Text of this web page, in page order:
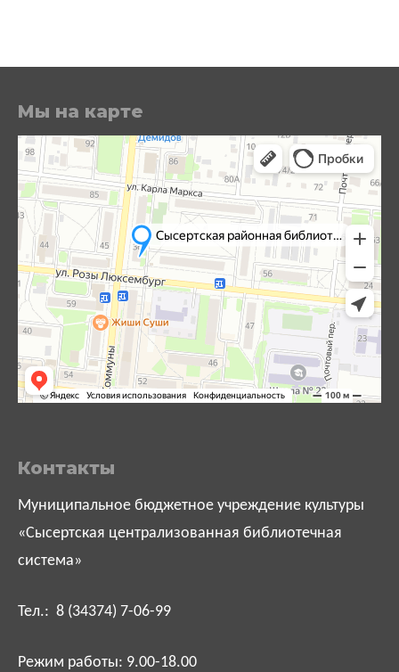
Мы на карте
Контакты
Муниципальное бюджетное учреждение культуры
«Сысертская централизованная библиотечная
система»
Тел.: 8 (34374) 7-06-99
Режим работы: 9.00-18.00